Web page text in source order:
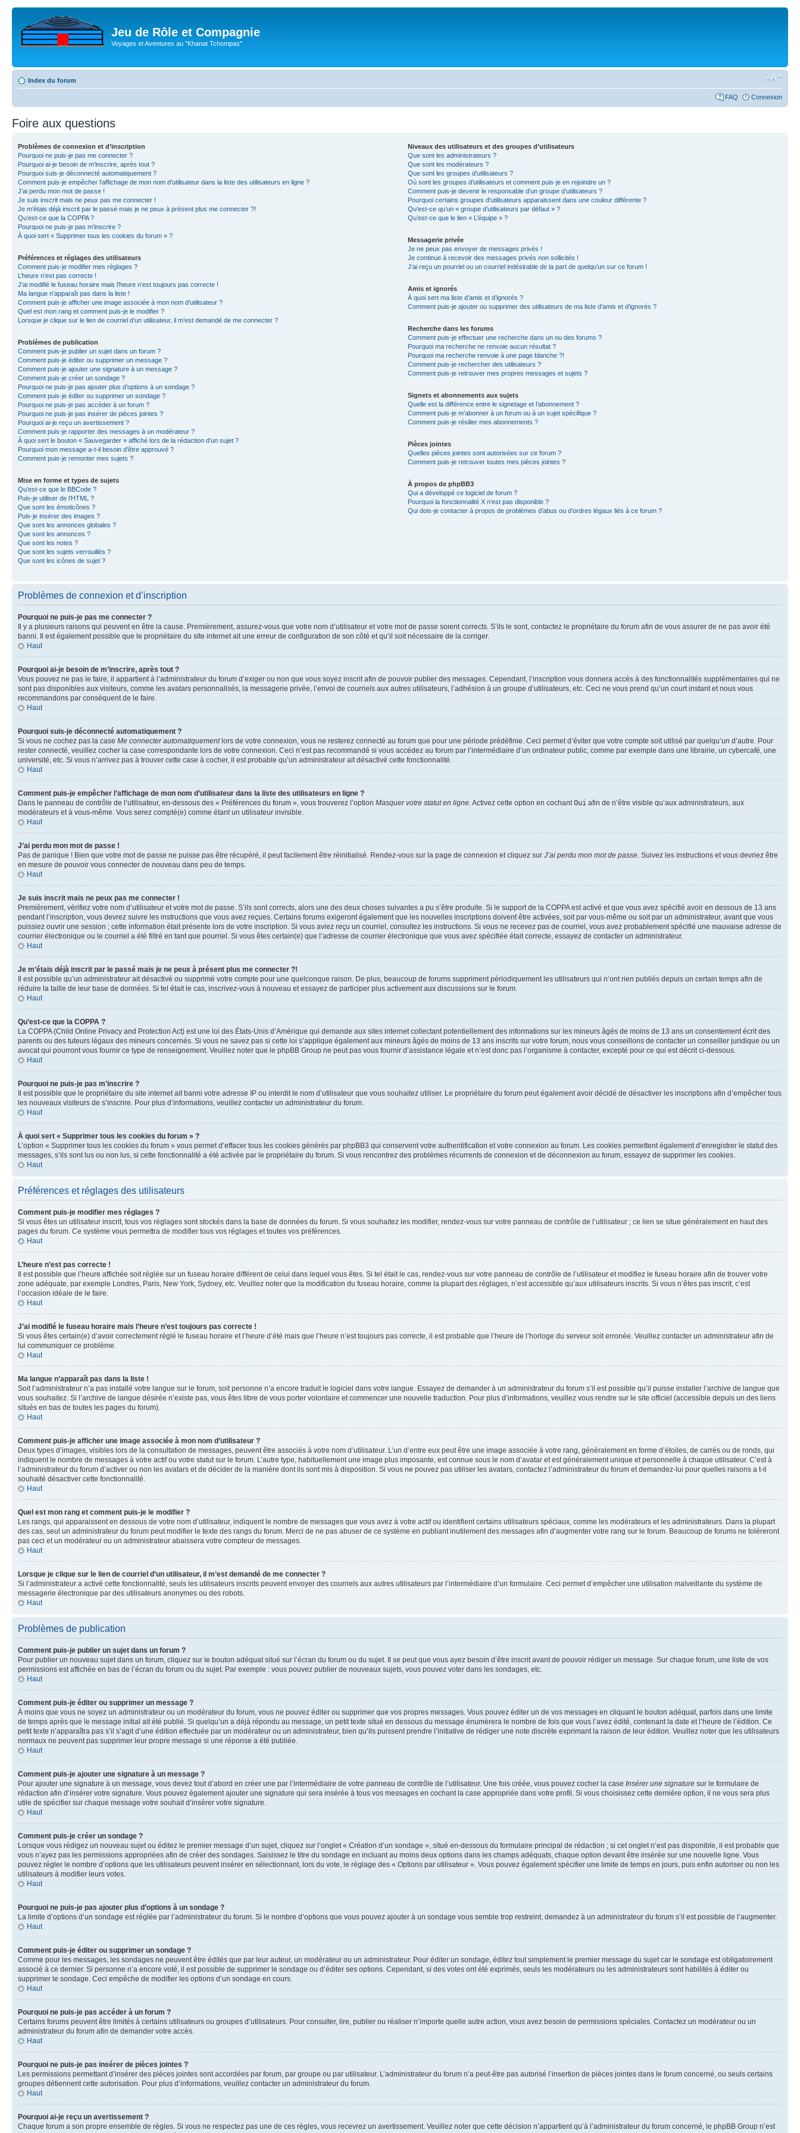
Jeu de Rôle et Compagnie
Voyages et Aventures au "Khanat Tchompas"
Index du forum
FAQ Connexion
Foire aux questions
Problèmes de connexion et d’inscription
Pourquoi ne puis-je pas me connecter ?
Pourquoi ai-je besoin de m’inscrire, après tout ?
Pourquoi suis-je déconnecté automatiquement ?
Comment puis-je empêcher l’affichage de mon nom d’utilisateur dans la liste des utilisateurs en ligne ?
J’ai perdu mon mot de passe !
Je suis inscrit mais ne peux pas me connecter !
Je m’étais déjà inscrit par le passé mais je ne peux à présent plus me connecter ?!
Qu’est-ce que la COPPA ?
Pourquoi ne puis-je pas m’inscrire ?
À quoi sert « Supprimer tous les cookies du forum » ?
Préférences et réglages des utilisateurs
Comment puis-je modifier mes réglages ?
L’heure n’est pas correcte !
J’ai modifié le fuseau horaire mais l’heure n’est toujours pas correcte !
Ma langue n’apparaît pas dans la liste !
Comment puis-je afficher une image associée à mon nom d’utilisateur ?
Quel est mon rang et comment puis-je le modifier ?
Lorsque je clique sur le lien de courriel d’un utilisateur, il m’est demandé de me connecter ?
Problèmes de publication
Comment puis-je publier un sujet dans un forum ?
Comment puis-je éditer ou supprimer un message ?
Comment puis-je ajouter une signature à un message ?
Comment puis-je créer un sondage ?
Pourquoi ne puis-je pas ajouter plus d’options à un sondage ?
Comment puis-je éditer ou supprimer un sondage ?
Pourquoi ne puis-je pas accéder à un forum ?
Pourquoi ne puis-je pas insérer de pièces jointes ?
Pourquoi ai-je reçu un avertissement ?
Comment puis-je rapporter des messages à un modérateur ?
À quoi sert le bouton « Sauvegarder » affiché lors de la rédaction d’un sujet ?
Pourquoi mon message a-t-il besoin d’être approuvé ?
Comment puis-je remonter mes sujets ?
Mise en forme et types de sujets
Qu’est-ce que le BBCode ?
Puis-je utiliser de l’HTML ?
Que sont les émoticônes ?
Puis-je insérer des images ?
Que sont les annonces globales ?
Que sont les annonces ?
Que sont les notes ?
Que sont les sujets verrouillés ?
Que sont les icônes de sujet ?
Niveaux des utilisateurs et des groupes d’utilisateurs
Que sont les administrateurs ?
Que sont les modérateurs ?
Que sont les groupes d’utilisateurs ?
Où sont les groupes d’utilisateurs et comment puis-je en rejoindre un ?
Comment puis-je devenir le responsable d’un groupe d’utilisateurs ?
Pourquoi certains groupes d’utilisateurs apparaissent dans une couleur différente ?
Qu’est-ce qu’un « groupe d’utilisateurs par défaut » ?
Qu’est-ce que le lien « L’équipe » ?
Messagerie privée
Je ne peux pas envoyer de messages privés !
Je continue à recevoir des messages privés non sollicités !
J’ai reçu un pourriel ou un courriel indésirable de la part de quelqu’un sur ce forum !
Amis et ignorés
À quoi sert ma liste d’amis et d’ignorés ?
Comment puis-je ajouter ou supprimer des utilisateurs de ma liste d’amis et d’ignorés ?
Recherche dans les forums
Comment puis-je effectuer une recherche dans un ou des forums ?
Pourquoi ma recherche ne renvoie aucun résultat ?
Pourquoi ma recherche renvoie à une page blanche ?!
Comment puis-je rechercher des utilisateurs ?
Comment puis-je retrouver mes propres messages et sujets ?
Signets et abonnements aux sujets
Quelle est la différence entre le signetage et l’abonnement ?
Comment puis-je m’abonner à un forum ou à un sujet spécifique ?
Comment puis-je résilier mes abonnements ?
Pièces jointes
Quelles pièces jointes sont autorisées sur ce forum ?
Comment puis-je retrouver toutes mes pièces jointes ?
À propos de phpBB3
Qui a développé ce logiciel de forum ?
Pourquoi la fonctionnalité X n’est pas disponible ?
Qui dois-je contacter à propos de problèmes d’abus ou d’ordres légaux liés à ce forum ?
Problèmes de connexion et d’inscription
Pourquoi ne puis-je pas me connecter ?
Il y a plusieurs raisons qui peuvent en être la cause. Premièrement, assurez-vous que votre nom d’utilisateur et votre mot de passe soient corrects. S’ils le sont, contactez le propriétaire du forum afin de vous assurer de ne pas avoir été
banni. Il est également possible que le propriétaire du site internet ait une erreur de configuration de son côté et qu’il soit nécessaire de la corriger.
Haut
Pourquoi ai-je besoin de m’inscrire, après tout ?
Vous pouvez ne pas le faire, il appartient à l’administrateur du forum d’exiger ou non que vous soyez inscrit afin de pouvoir publier des messages. Cependant, l’inscription vous donnera accès à des fonctionnalités supplémentaires qui ne
sont pas disponibles aux visiteurs, comme les avatars personnalisés, la messagerie privée, l’envoi de courriels aux autres utilisateurs, l’adhésion à un groupe d’utilisateurs, etc. Ceci ne vous prend qu’un court instant et nous vous
recommandons par conséquent de le faire.
Haut
Pourquoi suis-je déconnecté automatiquement ?
Si vous ne cochez pas la case Me connecter automatiquementlors de votre connexion, vous ne resterez connecté au forum que pour une période prédéfinie. Ceci permet d’éviter que votre compte soit utilisé par quelqu’un d’autre. Pour
rester connecté, veuillez cocher la case correspondante lors de votre connexion. Ceci n’est pas recommandé si vous accédez au forum par l’intermédiaire d’un ordinateur public, comme par exemple dans une librairie, un cybercafé, une
université, etc. Si vous n’arrivez pas à trouver cette case à cocher, il est probable qu’un administrateur ait désactivé cette fonctionnalité.
Haut
Comment puis-je empêcher l’affichage de mon nom d’utilisateur dans la liste des utilisateurs en ligne ?
Dans le panneau de contrôle de l’utilisateur, en-dessous des « Préférences du forum », vous trouverez l’option Masquer votre statut en ligne . Activez cette option en cochant Oui afin de n’être visible qu’aux administrateurs, aux
modérateurs et à vous-même. Vous serez compté(e) comme étant un utilisateur invisible.
Haut
J’ai perdu mon mot de passe !
Pas de panique ! Bien que votre mot de passe ne puisse pas être récupéré, il peut facilement être réinitialisé. Rendez-vous sur la page de connexion et cliquez sur J’ai perdu mon mot de passe . Suivez les instructions et vous devriez être
en mesure de pouvoir vous connecter de nouveau dans peu de temps.
Haut
Je suis inscrit mais ne peux pas me connecter !
Premièrement, vérifiez votre nom d’utilisateur et votre mot de passe. S’ils sont corrects, alors une des deux choses suivantes a pu s’être produite. Si le support de la COPPA est activé et que vous avez spécifié avoir en dessous de 13 ans
pendant l’inscription, vous devrez suivre les instructions que vous avez reçues. Certains forums exigeront également que les nouvelles inscriptions doivent être activées, soit par vous-même ou soit par un administrateur, avant que vous
puissiez ouvrir une session ; cette information était présente lors de votre inscription. Si vous aviez reçu un courriel, consultez les instructions. Si vous ne recevez pas de courriel, vous avez probablement spécifié une mauvaise adresse de
courrier électronique ou le courriel a été filtré en tant que pourriel. Si vous êtes certain(e) que l’adresse de courrier électronique que vous avez spécifiée était correcte, essayez de contacter un administrateur.
Haut
Je m’étais déjà inscrit par le passé mais je ne peux à présent plus me connecter ?!
Il est possible qu’un administrateur ait désactivé ou supprimé votre compte pour une quelconque raison. De plus, beaucoup de forums suppriment périodiquement les utilisateurs qui n’ont rien publiés depuis un certain temps afin de
réduire la taille de leur base de données. Si tel était le cas, inscrivez-vous à nouveau et essayez de participer plus activement aux discussions sur le forum.
Haut
Qu’est-ce que la COPPA ?
La COPPA (Child Online Privacy and Protection Act) est une loi des États-Unis d’Amérique qui demande aux sites internet collectant potentiellement des informations sur les mineurs âgés de moins de 13 ans un consentement écrit des
parents ou des tuteurs légaux des mineurs concernés. Si vous ne savez pas si cette loi s’applique également aux mineurs âgés de moins de 13 ans inscrits sur votre forum, nous vous conseillons de contacter un conseiller juridique ou un
avocat qui pourront vous fournir ce type de renseignement. Veuillez noter que le phpBB Group ne peut pas vous fournir d’assistance légale et n’est donc pas l’organisme à contacter, excepté pour ce qui est décrit ci-dessous.
Haut
Pourquoi ne puis-je pas m’inscrire ?
Il est possible que le propriétaire du site internet ait banni votre adresse IP ou interdit le nom d’utilisateur que vous souhaitez utiliser. Le propriétaire du forum peut également avoir décidé de désactiver les inscriptions afin d’empêcher tous
les nouveaux visiteurs de s’inscrire. Pour plus d’informations, veuillez contacter un administrateur du forum.
Haut
À quoi sert « Supprimer tous les cookies du forum » ?
L’option « Supprimer tous les cookies du forum » vous permet d’effacer tous les cookies générés par phpBB3 qui conservent votre authentification et votre connexion au forum. Les cookies permettent également d’enregistrer le statut des
messages, s’ils sont lus ou non lus, si cette fonctionnalité a été activée par le propriétaire du forum. Si vous rencontrez des problèmes récurrents de connexion et de déconnexion au forum, essayez de supprimer les cookies.
Haut
Préférences et réglages des utilisateurs
Comment puis-je modifier mes réglages ?
Si vous êtes un utilisateur inscrit, tous vos réglages sont stockés dans la base de données du forum. Si vous souhaitez les modifier, rendez-vous sur votre panneau de contrôle de l’utilisateur ; ce lien se situe généralement en haut des
pages du forum. Ce système vous permettra de modifier tous vos réglages et toutes vos préférences.
Haut
L’heure n’est pas correcte !
Il est possible que l’heure affichée soit réglée sur un fuseau horaire différent de celui dans lequel vous êtes. Si tel était le cas, rendez-vous sur votre panneau de contrôle de l’utilisateur et modifiez le fuseau horaire afin de trouver votre
zone adéquate, par exemple Londres, Paris, New York, Sydney, etc. Veuillez noter que la modification du fuseau horaire, comme la plupart des réglages, n’est accessible qu’aux utilisateurs inscrits. Si vous n’êtes pas inscrit, c’est
l’occasion idéale de le faire.
Haut
J’ai modifié le fuseau horaire mais l’heure n’est toujours pas correcte !
Si vous êtes certain(e) d’avoir correctement réglé le fuseau horaire et l’heure d’été mais que l’heure n’est toujours pas correcte, il est probable que l’heure de l’horloge du serveur soit erronée. Veuillez contacter un administrateur afin de
lui communiquer ce problème.
Haut
Ma langue n’apparaît pas dans la liste !
Soit l’administrateur n’a pas installé votre langue sur le forum, soit personne n’a encore traduit le logiciel dans votre langue. Essayez de demander à un administrateur du forum s’il est possible qu’il puisse installer l’archive de langue que
vous souhaitez. Si l’archive de langue désirée n’existe pas, vous êtes libre de vous porter volontaire et commencer une nouvelle traduction. Pour plus d’informations, veuillez vous rendre sur le site officiel (accessible depuis un des liens
situés en bas de toutes les pages du forum).
Haut
Comment puis-je afficher une image associée à mon nom d’utilisateur ?
Deux types d’images, visibles lors de la consultation de messages, peuvent être associés à votre nom d’utilisateur. L’un d’entre eux peut être une image associée à votre rang, généralement en forme d’étoiles, de carrés ou de ronds, qui
indiquent le nombre de messages à votre actif ou votre statut sur le forum. L’autre type, habituellement une image plus imposante, est connue sous le nom d’avatar et est généralement unique et personnelle à chaque utilisateur. C’est à
l’administrateur du forum d’activer ou non les avatars et de décider de la manière dont ils sont mis à disposition. Si vous ne pouvez pas utiliser les avatars, contactez l’administrateur du forum et demandez-lui pour quelles raisons a t-il
souhaité désactiver cette fonctionnalité.
Haut
Quel est mon rang et comment puis-je le modifier ?
Les rangs, qui apparaissent en dessous de votre nom d’utilisateur, indiquent le nombre de messages que vous avez à votre actif ou identifient certains utilisateurs spéciaux, comme les modérateurs et les administrateurs. Dans la plupart
des cas, seul un administrateur du forum peut modifier le texte des rangs du forum. Merci de ne pas abuser de ce système en publiant inutilement des messages afin d’augmenter votre rang sur le forum. Beaucoup de forums ne toléreront
pas ceci et un modérateur ou un administrateur abaissera votre compteur de messages.
Haut
Lorsque je clique sur le lien de courriel d’un utilisateur, il m’est demandé de me connecter ?
Si l’administrateur a activé cette fonctionnalité, seuls les utilisateurs inscrits peuvent envoyer des courriels aux autres utilisateurs par l’intermédiaire d’un formulaire. Ceci permet d’empêcher une utilisation malveillante du système de
messagerie électronique par des utilisateurs anonymes ou des robots.
Haut
Problèmes de publication
Comment puis-je publier un sujet dans un forum ?
Pour publier un nouveau sujet dans un forum, cliquez sur le bouton adéquat situé sur l’écran du forum ou du sujet. Il se peut que vous ayez besoin d’être inscrit avant de pouvoir rédiger un message. Sur chaque forum, une liste de vos
permissions est affichée en bas de l’écran du forum ou du sujet. Par exemple : vous pouvez publier de nouveaux sujets, vous pouvez voter dans les sondages, etc.
Haut
Comment puis-je éditer ou supprimer un message ?
À moins que vous ne soyez un administrateur ou un modérateur du forum, vous ne pouvez éditer ou supprimer que vos propres messages. Vous pouvez éditer un de vos messages en cliquant le bouton adéquat, parfois dans une limite
de temps après que le message initial ait été publié. Si quelqu’un a déjà répondu au message, un petit texte situé en dessous du message énumèrera le nombre de fois que vous l’avez édité, contenant la date et l’heure de l’édition. Ce
petit texte n’apparaîtra pas s’il s’agit d’une édition effectuée par un modérateur ou un administrateur, bien qu’ils puissent prendre l’initiative de rédiger une note discrète exprimant la raison de leur édition. Veuillez noter que les utilisateurs
normaux ne peuvent pas supprimer leur propre message si une réponse a été publiée.
Haut
Comment puis-je ajouter une signature à un message ?
Pour ajouter une signature à un message, vous devez tout d’abord en créer une par l’intermédiaire de votre panneau de contrôle de l’utilisateur. Une fois créée, vous pouvez cocher la case Insérer une signature sur le formulaire de
rédaction afin d’insérer votre signature. Vous pouvez également ajouter une signature qui sera insérée à tous vos messages en cochant la case appropriée dans votre profil. Si vous choisissez cette dernière option, il ne vous sera plus
utile de spécifier sur chaque message votre souhait d’insérer votre signature.
Haut
Comment puis-je créer un sondage ?
Lorsque vous rédigez un nouveau sujet ou éditez le premier message d’un sujet, cliquez sur l’onglet « Création d’un sondage », situé en-dessous du formulaire principal de rédaction ; si cet onglet n’est pas disponible, il est probable que
vous n’ayez pas les permissions appropriées afin de créer des sondages. Saisissez le titre du sondage en incluant au moins deux options dans les champs adéquats, chaque option devant être insérée sur une nouvelle ligne. Vous
pouvez régler le nombre d’options que les utilisateurs peuvent insérer en sélectionnant, lors du vote, le réglage des « Options par utilisateur ». Vous pouvez également spécifier une limite de temps en jours, puis enfin autoriser ou non les
utilisateurs à modifier leurs votes.
Haut
Pourquoi ne puis-je pas ajouter plus d’options à un sondage ?
La limite d’options d’un sondage est réglée par l’administrateur du forum. Si le nombre d’options que vous pouvez ajouter à un sondage vous semble trop restreint, demandez à un administrateur du forum s’il est possible de l’augmenter.
Haut
Comment puis-je éditer ou supprimer un sondage ?
Comme pour les messages, les sondages ne peuvent être édités que par leur auteur, un modérateur ou un administrateur. Pour éditer un sondage, éditez tout simplement le premier message du sujet car le sondage est obligatoirement
associé à ce dernier. Si personne n’a encore voté, il est possible de supprimer le sondage ou d’éditer ses options. Cependant, si des votes ont été exprimés, seuls les modérateurs ou les administrateurs sont habilités à éditer ou
supprimer le sondage. Ceci empêche de modifier les options d’un sondage en cours.
Haut
Pourquoi ne puis-je pas accéder à un forum ?
Certains forums peuvent être limités à certains utilisateurs ou groupes d’utilisateurs. Pour consulter, lire, publier ou réaliser n’importe quelle autre action, vous avez besoin de permissions spéciales. Contactez un modérateur ou un
administrateur du forum afin de demander votre accès.
Haut
Pourquoi ne puis-je pas insérer de pièces jointes ?
Les permissions permettant d’insérer des pièces jointes sont accordées par forum, par groupe ou par utilisateur. L’administrateur du forum n’a peut-être pas autorisé l’insertion de pièces jointes dans le forum concerné, ou seuls certains
groupes détiennent cette autorisation. Pour plus d’informations, veuillez contacter un administrateur du forum.
Haut
Pourquoi ai-je reçu un avertissement ?
Chaque forum a son propre ensemble de règles. Si vous ne respectez pas une de ces règles, vous recevrez un avertissement. Veuillez noter que cette décision n’appartient qu’à l’administrateur du forum concerné, le phpBB Group n’est